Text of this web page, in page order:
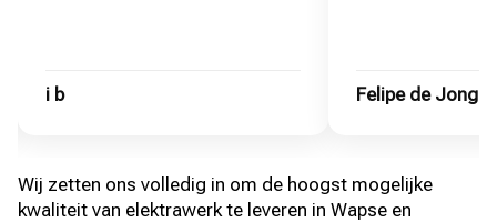
i b Felipe de Jong
Wij zetten ons volledig in om de hoogst mogelijke
kwaliteit van elektrawerk te leveren in Wapse en